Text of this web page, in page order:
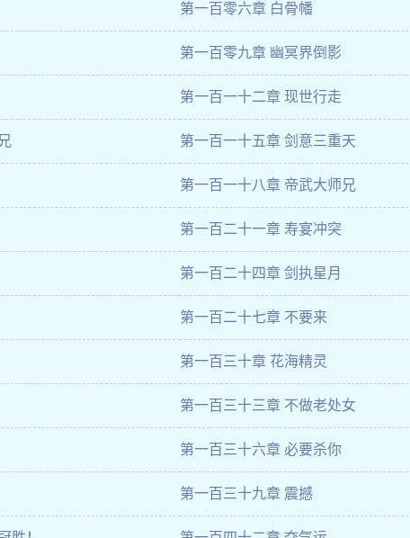
第一百零六章 白骨幡
第一百零九章 幽冥界倒影
第一百一十二章 现世行走
第一百一十五章 剑意三重天
第一百一十八章 帝武大师兄
第一百二十一章 寿宴冲突
第一百二十四章 剑执星月
第一百二十七章 不要来
第一百三十章 花海精灵
第一百三十三章 不做老处女
第一百三十六章 必要杀你
第一百三十九章 震撼